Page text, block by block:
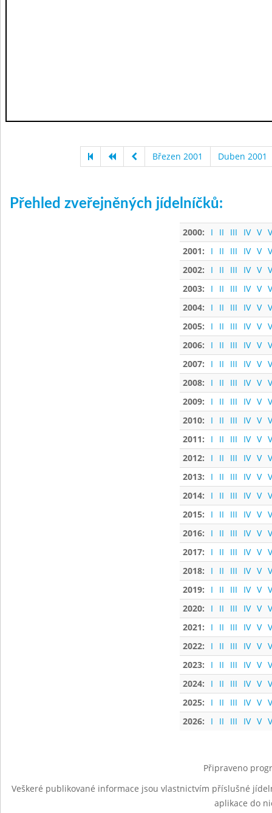
Březen 2001 Duben 2001
Přehled zveřejněných jídelníčků:
2000: I II III IV V
2001:
I II III IV V
2002:
I II III IV V
2003:
I II III IV V
2004:
I II III IV V
2005:
I II III IV V
2006:
I II III IV V
2007:
I II III IV V
2008:
I II III IV V
2009:
I II III IV V
2010:
I II III IV V
2011:
I II III IV V
2012:
I II III IV V
2013:
I II III IV V
2014:
I II III IV V
2015:
I II III IV V
2016:
I II III IV V
2017:
I II III IV V
2018:
I II III IV V
2019:
I II III IV V
2020:
I II III IV V
2021:
I II III IV V
2022:
I II III IV V
2023:
I II III IV V
2024:
I II III IV V
2025:
I II III IV V
2026:
I II III IV V
Připraveno
Veškeré publikované informace jsou vlastnictvím příslušné
aplikace do